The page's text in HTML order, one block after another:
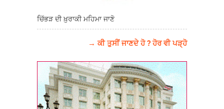
ਚਿੱਭੜ ਦੀ ਖ਼ੁਰਾਕੀ ਮਹਿਮਾ ਜਾਣੋ
→ ਕੀ ਤੁਸੀਂ ਜਾਣਦੇ ਹੋ ? ਹੋਰ ਵੀ ਪੜ੍ਹੋ